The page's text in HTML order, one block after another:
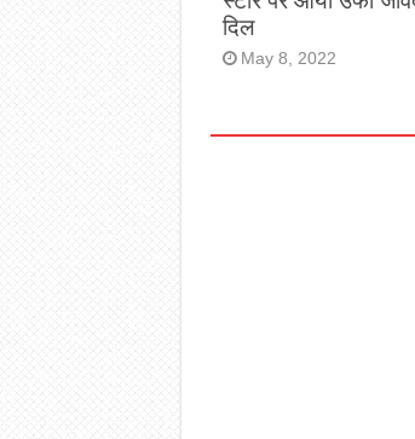
दिल
May 8, 2022